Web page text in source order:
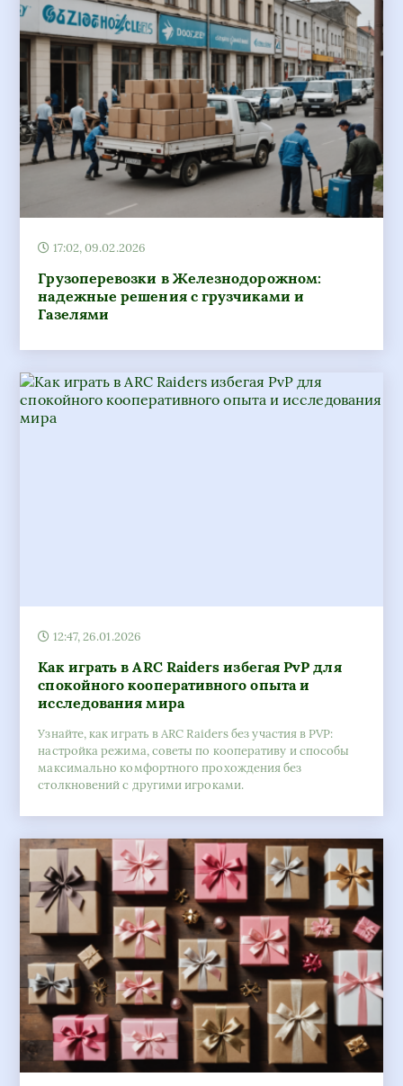
17:02, 09.02.2026
Грузоперевозки в Железнодорожном:
надежные решения с грузчиками и
Газелями
исследования мира
Узнайте, как играть в ARC Raiders без участия в PVP:
настройка режима, советы по кооперативу и способы
максимально комфортного прохождения без
столкновений с другими игроками.
08:36, 05.01.2026
Подарочные коробки в Минске:
идеальный выбор для любого случая и
выгодные цены в онлайн-магазине